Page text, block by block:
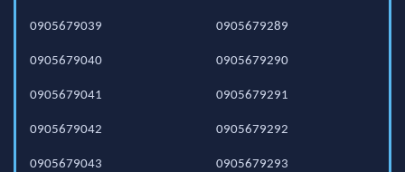
0905679039
0905679040
0905679041
0905679042
0905679043
0905679289
0905679290
0905679291
0905679292
0905679293